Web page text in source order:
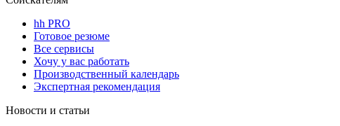
hh PRO
Готовое резюме
Все сервисы
Хочу у вас работать
Производственный календарь
Экспертная рекомендация
Новости и статьи